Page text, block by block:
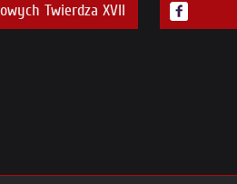
Twierdza XVII